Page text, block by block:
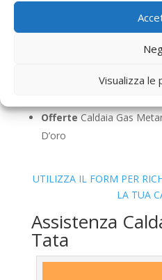
Visualizza le
Caldaia Gas
Caldaia Gas
OfferteCaldaia Gas
D’oro
UTILIZZA IL FORM PER
LA TUA
Assistenza
Tata